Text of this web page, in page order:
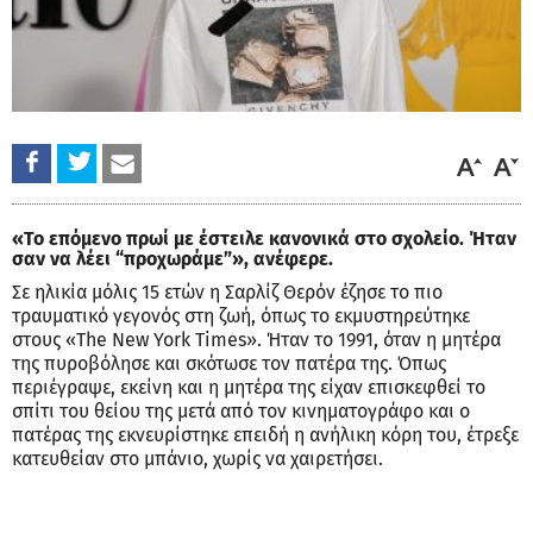
«Το επόμενο πρωί με έστειλε κανονικά στο σχολείο. Ήταν
σαν να λέει “προχωράμε”», ανέφερε.
Σε ηλικία μόλις 15 ετών η Σαρλίζ Θερόν έζησε το πιο
τραυματικό γεγονός στη ζωή, όπως το εκμυστηρεύτηκε
στους «The New York Times». Ήταν το 1991, όταν η μητέρα
της πυροβόλησε και σκότωσε τον πατέρα της. Όπως
περιέγραψε, εκείνη και η μητέρα της είχαν επισκεφθεί το
σπίτι του θείου της μετά από τον κινηματογράφο και ο
πατέρας της εκνευρίστηκε επειδή η ανήλικη κόρη του, έτρεξε
κατευθείαν στο μπάνιο, χωρίς να χαιρετήσει.